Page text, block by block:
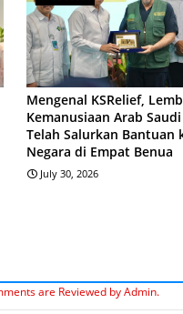
Mengenal KSRelief,
Kemanusiaan Arab
Telah Salurkan Bantuan
Negara di Empat Benua
July 30, 2026
are Reviewed by Admin.